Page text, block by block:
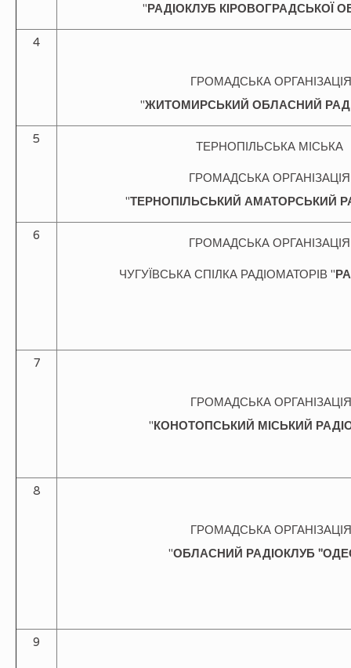
"РАДІОКЛУБ КІРОВОГРАДСЬКОЇ
4
ГРОМАДСЬКА ОРГАНІЗАЦІЯ
"ЖИТОМИРСЬКИЙ ОБЛАСНИЙ
5
ТЕРНОПІЛЬСЬКА МІСЬКА
ГРОМАДСЬКА ОРГАНІЗАЦІЯ
"ТЕРНОПІЛЬСЬКИЙ АМАТОРСЬКИЙ
6
ГРОМАДСЬКА
ЧУГУЇВСЬКА СПІЛКА РАДІОМАТОРІВ "
7
ГРОМАДСЬКА ОРГАНІЗАЦІЯ
"КОНОТОПСЬКИЙ МІСЬКИЙ
8
ГРОМАДСЬКА ОРГАНІЗАЦІЯ
"ОБЛАСНИЙ РАДІОКЛУБ
9